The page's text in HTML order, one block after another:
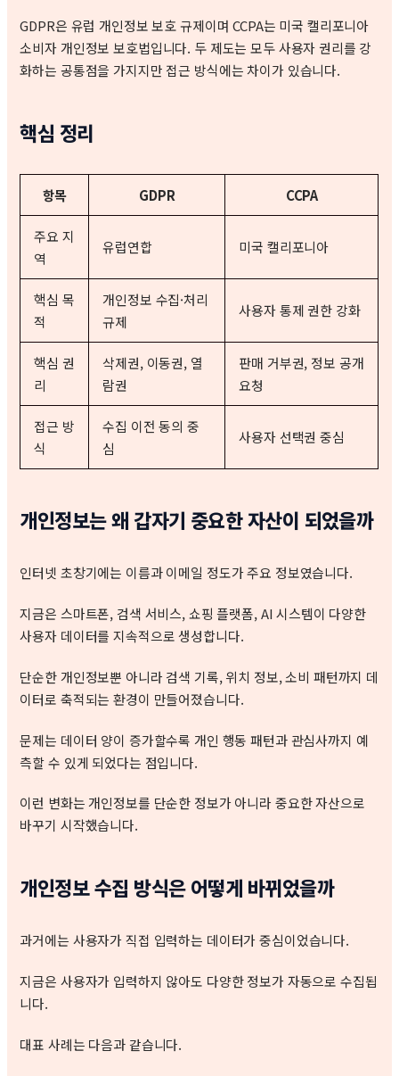
GDPR은 유럽 개인정보 보호 규제이며 CCPA는 미국 캘리포니아
소비자 개인정보 보호법입니다. 두 제도는 모두 사용자 권리를 강
화하는 공통점을 가지지만 접근 방식에는 차이가 있습니다.
핵심 정리
항목 GDPR CCPA
주요 지
역
유럽연합 미국 캘리포니아
핵심 목
적
개인정보 수집·처리
규제
사용자 통제 권한 강화
핵심 권
리
삭제권, 이동권, 열
람권
판매 거부권, 정보 공개
요청
접근 방
식
수집 이전 동의 중
심
사용자 선택권 중심
개인정보는 왜 갑자기 중요한 자산이 되었을까
인터넷 초창기에는 이름과 이메일 정도가 주요 정보였습니다.
지금은 스마트폰, 검색 서비스, 쇼핑 플랫폼, AI 시스템이 다양한
사용자 데이터를 지속적으로 생성합니다.
단순한 개인정보뿐 아니라 검색 기록, 위치 정보, 소비 패턴까지 데
이터로 축적되는 환경이 만들어졌습니다.
문제는 데이터 양이 증가할수록 개인 행동 패턴과 관심사까지 예
측할 수 있게 되었다는 점입니다.
이런 변화는 개인정보를 단순한 정보가 아니라 중요한 자산으로
바꾸기 시작했습니다.
개인정보 수집 방식은 어떻게 바뀌었을까
과거에는 사용자가 직접 입력하는 데이터가 중심이었습니다.
지금은 사용자가 입력하지 않아도 다양한 정보가 자동으로 수집됩
니다.
대표 사례는 다음과 같습니다.